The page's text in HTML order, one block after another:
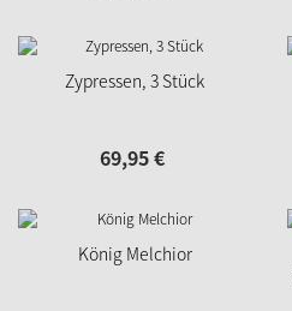
Zypressen, 3 Stück
69,95€
König Melchior